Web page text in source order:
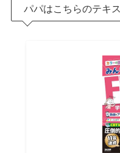
パパはこちらのテキ